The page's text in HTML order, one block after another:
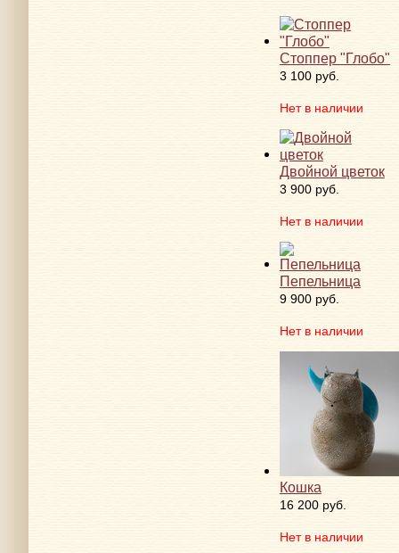
Стоппер "Глобо"
3 100 руб.
Нет в наличии
Двойной цветок
3 900 руб.
Нет в наличии
Пепельница
9 900 руб.
Нет в наличии
Кошка
16 200 руб.
Нет в наличии